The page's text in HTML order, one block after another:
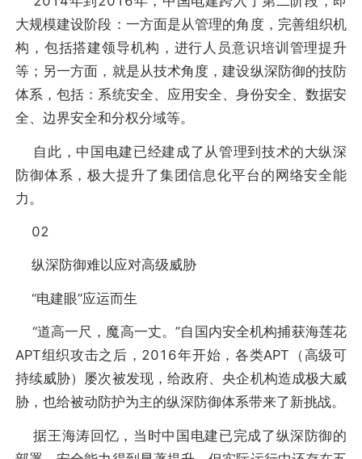
大规模建设阶段：一方面是从管理的角度，完善组织机
构，包括搭建领导机构，进行人员意识培训管理提升
等；另一方面，就是从技术角度，建设纵深防御的技防
体系，包括：系统安全、应用安全、身份安全、数据安
全、边界安全和分权分域等。
自此，中国电建已经建成了从管理到技术的大纵深
防御体系，极大提升了集团信息化平台的网络安全能
力。
02
纵深防御难以应对高级威胁
“电建眼”应运而生
“道高一尺，魔高一丈。”自国内安全机构捕获海莲花
APT组织攻击之后，2016年开始，各类APT（高级可
持续威胁）屡次被发现，给政府、央企机构造成极大威
胁，也给被动防护为主的纵深防御体系带来了新挑战。
据王海涛回忆，当时中国电建已完成了纵深防御的